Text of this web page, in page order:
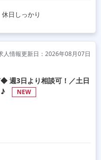
休日しっかり
人情報更新日：2026年08月07日
週3日より相談可！／土日
NEW